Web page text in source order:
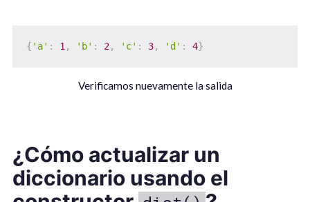
{ 'a' : 1 , 'b' : 2, 'c' : 3, 'd' : 4}
Verificamos nuevamente la salida
¿Cómo actualizar un
diccionario usando el